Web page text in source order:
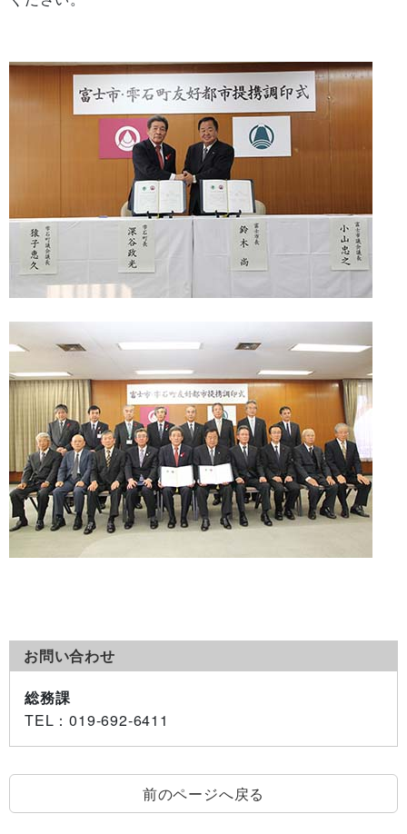
お問い合わせ
総務課
TEL ：019-692-6411
前のページへ戻る